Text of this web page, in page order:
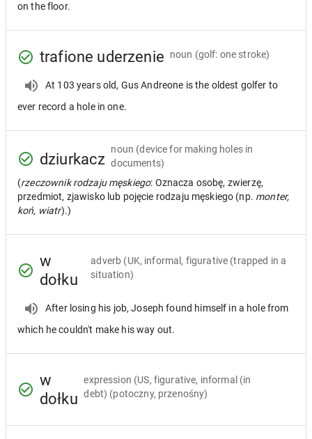
on the floor.
trafione uderzenie noun (golf: one stroke)
At 103 years old, Gus Andreone is the oldest golfer to
ever record a hole in one.
dziurkacz
noun (device for making holes in
documents)
(rzeczownik rodzaju męskiego: Oznacza osobę, zwierzę,
przedmiot, zjawisko lub pojęcie rodzaju męskiego (np. monter,
koń, wiatr).)
w
dołku
adverb (UK, informal, figurative (trapped in a
situation)
After losing his job, Joseph found himself in a hole from
which he couldn't make his way out.
w
dołku
expression (US, figurative, informal (in
debt) (potoczny, przenośny)